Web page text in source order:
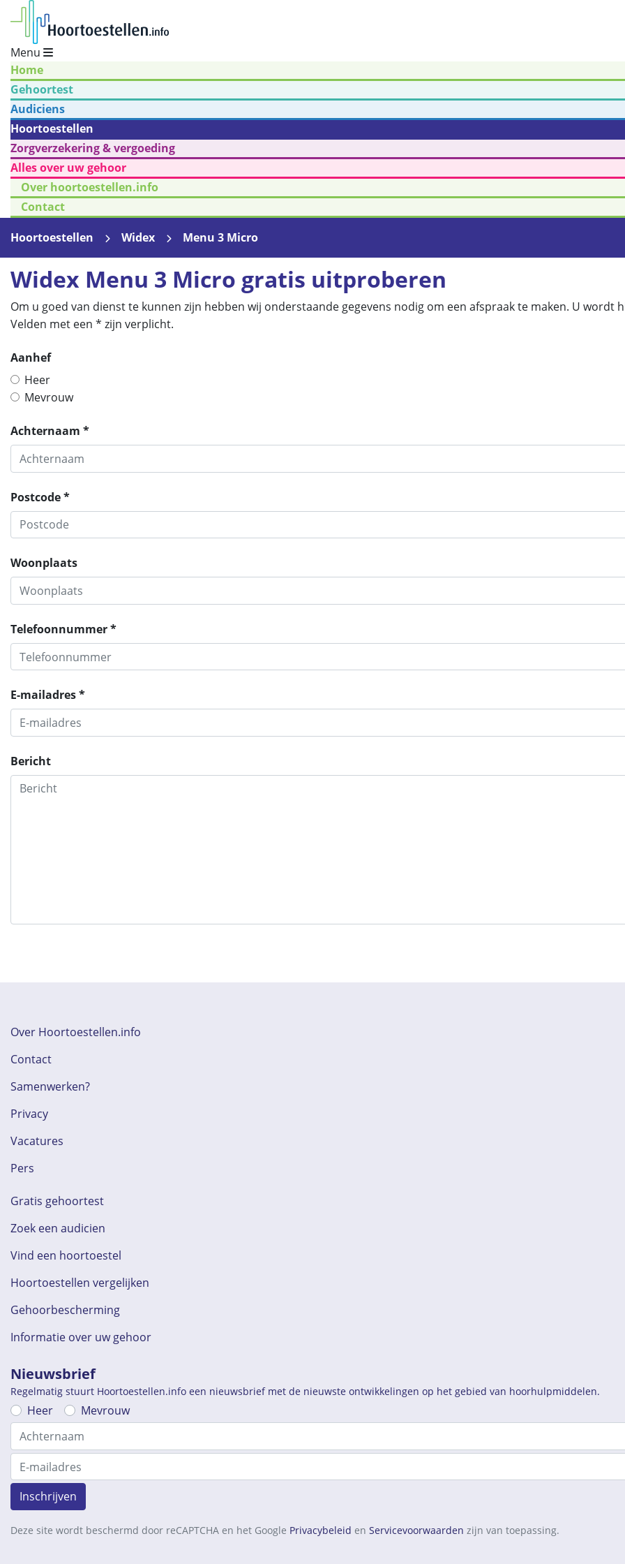
Menu
Home
Gehoortest
Audiciens
Hoortoestellen
Zorgverzekering & vergoeding
Alles over uw gehoor
Over hoortoestellen.info
Contact
Hoortoestellen
Widex Menu 3 Micro
Widex Menu 3 Micro gratis uitproberen
Om u goed van dienst te kunnen zijn hebben wij onderstaande gegevens nodig om een afspraak te maken. U wordt
Velden met een * zijn verplicht.
Aanhef
Heer
Mevrouw
Achternaam *
Postcode *
Woonplaats
Telefoonnummer *
E-mailadres *
Bericht
Over Hoortoestellen.info
Contact
Samenwerken?
Privacy
Vacatures
Pers
Gratis gehoortest
Zoek een audicien
Vind een hoortoestel
Hoortoestellen vergelijken
Gehoorbescherming
Informatie over uw gehoor
Nieuwsbrief
Regelmatig stuurt Hoortoestellen.info een nieuwsbrief met de nieuwste ontwikkelingen op het gebied van hoorhulpmiddelen.
Heer Mevrouw
Inschrijven
Deze site wordt beschermd door reCAPTCHA en het Google Privacybeleid en Servicevoorwaarden zijn van toepassing.